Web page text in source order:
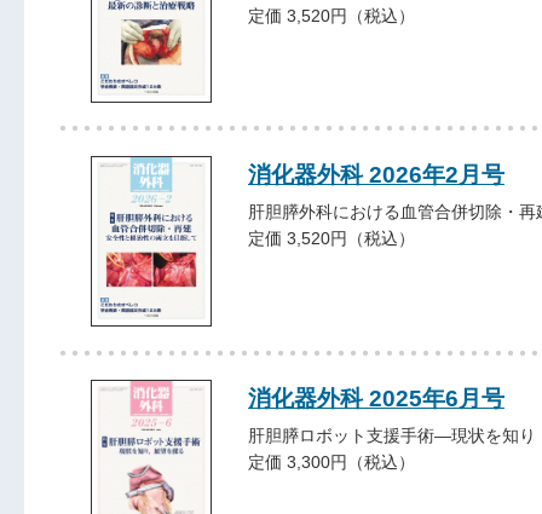
定価 3,520円（税込）
消化器外科 2026年2月号
肝胆膵外科における血管合併切除・再
定価 3,520円（税込）
消化器外科 2025年6月号
肝胆膵ロボット支援手術―現状を知り
定価 3,300円（税込）